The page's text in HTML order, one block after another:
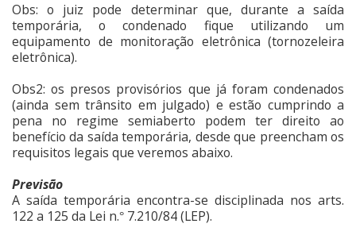
Obs: o juiz pode determinar que, durante a saída
temporária, o condenado fique utilizando um
equipamento de monitoração eletrônica (tornozeleira
eletrônica).
Obs2: os presos provisórios que já foram condenados
(ainda sem trânsito em julgado) e estão cumprindo a
pena no regime semiaberto podem ter direito ao
benefício da saída temporária, desde que preencham os
requisitos legais que veremos abaixo.
Previsão
A saída temporária encontra-se disciplinada nos arts.
122 a 125 da Lei n.° 7.210/84 (LEP).